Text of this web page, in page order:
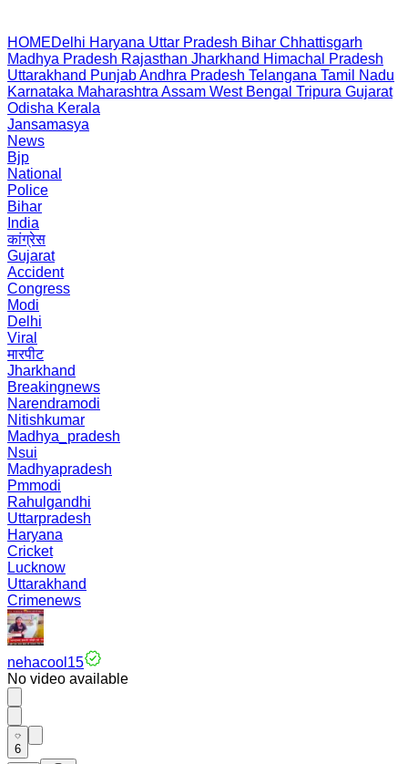
HOMEDelhi Haryana Uttar Pradesh Bihar Chhattisgarh
Madhya Pradesh Rajasthan Jharkhand Himachal Pradesh
Uttarakhand PunjabAndhra Pradesh Telangana Tamil Nadu
Karnataka Maharashtra Assam West Bengal Tripura Gujarat
Odisha Kerala
Jansamasya
News
Bjp
National
Police
Bihar
India
कांग्रेस
Gujarat
Accident
Congress
Modi
Delhi
Viral
मारपीट
Jharkhand
Breakingnews
Narendramodi
Nitishkumar
Madhya_pradesh
Nsui
Madhyapradesh
Pmmodi
Rahulgandhi
Uttarpradesh
Haryana
Cricket
Lucknow
Uttarakhand
Crimenews
nehacool15
No video available
6